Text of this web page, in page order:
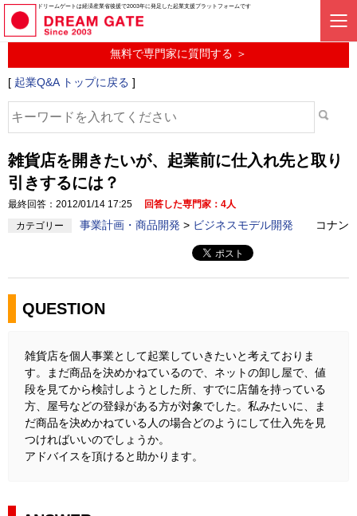
ドリームゲートは経済産業省後援で2003年に発足した起業支援プラットフォームです
起業に関するみんなの質問投稿サービス
起業Q&A
無料で専門家に質問する ＞
[ 起業Q&A トップに戻る ]
雑貨店を開きたいが、起業前に仕入れ先と取り
引きするには？
最終回答：2012/01/14 17:25
回答した専門家：4人
カテゴリー
事業計画・商品開発 > ビジネスモデル開発 コナン
QUESTION
雑貨店を個人事業として起業していきたいと考えておりま
す。まだ商品を決めかねているので、ネットの卸し屋で、値
段を見てから検討しようとした所、すでに店舗を持っている
方、屋号などの登録がある方が対象でした。私みたいに、ま
だ商品を決めかねている人の場合どのようにして仕入先を見
つければいいのでしょうか。
アドバイスを頂けると助かります。